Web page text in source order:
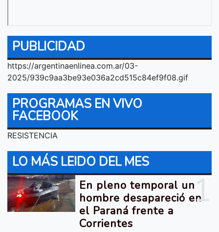
PUBLICIDAD
https://argentinaenlinea.com.ar/03-
2025/939c9aa3be93e036a2cd515c84ef9f08.gif
PROGRAMAS EN VIVO
FACEBOOK
RESISTENCIA
LO MÁS LEIDO DEL MES
1
En pleno temporal un
hombre desapareció en
el Paraná frente a
Corrientes